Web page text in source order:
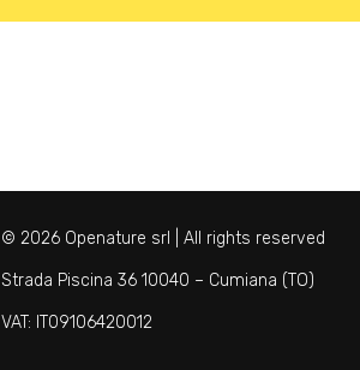
© 2026 Openature srl | All rights reserved
Strada Piscina 36 10040 – Cumiana (TO)
VAT: IT09106420012